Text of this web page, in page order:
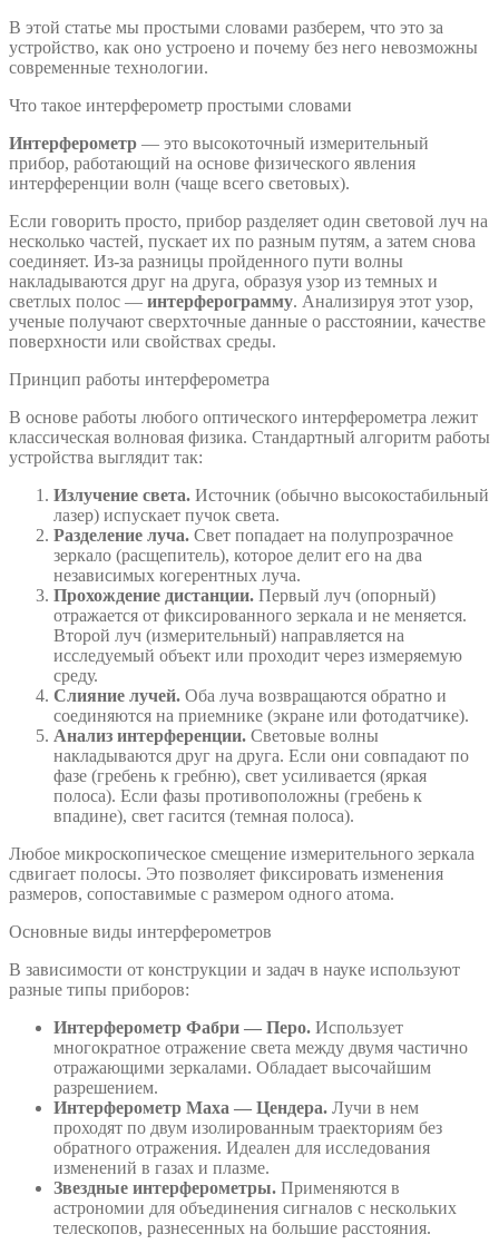
В этой статье мы простыми словами разберем, что это за
устройство, как оно устроено и почему без него невозможны
современные технологии.
Что такое интерферометр простыми словами
Интерферометр — это высокоточный измерительный
прибор, работающий на основе физического явления
интерференции волн (чаще всего световых).
Если говорить просто, прибор разделяет один световой луч на
несколько частей, пускает их по разным путям, а затем снова
соединяет. Из-за разницы пройденного пути волны
накладываются друг на друга, образуя узор из темных и
светлых полос — интерферограмму. Анализируя этот узор,
ученые получают сверхточные данные о расстоянии, качестве
поверхности или свойствах среды.
Принцип работы интерферометра
В основе работы любого оптического интерферометра лежит
классическая волновая физика. Стандартный алгоритм работы
устройства выглядит так:
Излучение света. Источник (обычно высокостабильный
лазер) испускает пучок света.
Разделение луча. Свет попадает на полупрозрачное
зеркало (расщепитель), которое делит его на два
независимых когерентных луча.
Прохождение дистанции. Первый луч (опорный)
отражается от фиксированного зеркала и не меняется.
Второй луч (измерительный) направляется на
исследуемый объект или проходит через измеряемую
среду.
Слияние лучей. Оба луча возвращаются обратно и
соединяются на приемнике (экране или фотодатчике).
Анализ интерференции. Световые волны
накладываются друг на друга. Если они совпадают по
фазе (гребень к гребню), свет усиливается (яркая
полоса). Если фазы противоположны (гребень к
впадине), свет гасится (темная полоса).
Любое микроскопическое смещение измерительного зеркала
сдвигает полосы. Это позволяет фиксировать изменения
размеров, сопоставимые с размером одного атома.
Основные виды интерферометров
В зависимости от конструкции и задач в науке используют
разные типы приборов:
Интерферометр Фабри — Перо. Использует
многократное отражение света между двумя частично
отражающими зеркалами. Обладает высочайшим
разрешением.
Интерферометр Маха — Цендера. Лучи в нем
проходят по двум изолированным траекториям без
обратного отражения. Идеален для исследования
изменений в газах и плазме.
Звездные интерферометры. Применяются в
астрономии для объединения сигналов с нескольких
телескопов, разнесенных на большие расстояния.